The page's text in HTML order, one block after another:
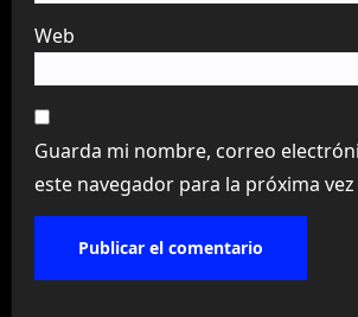
Web
Guarda mi nombre, correo
este navegador para la próxima